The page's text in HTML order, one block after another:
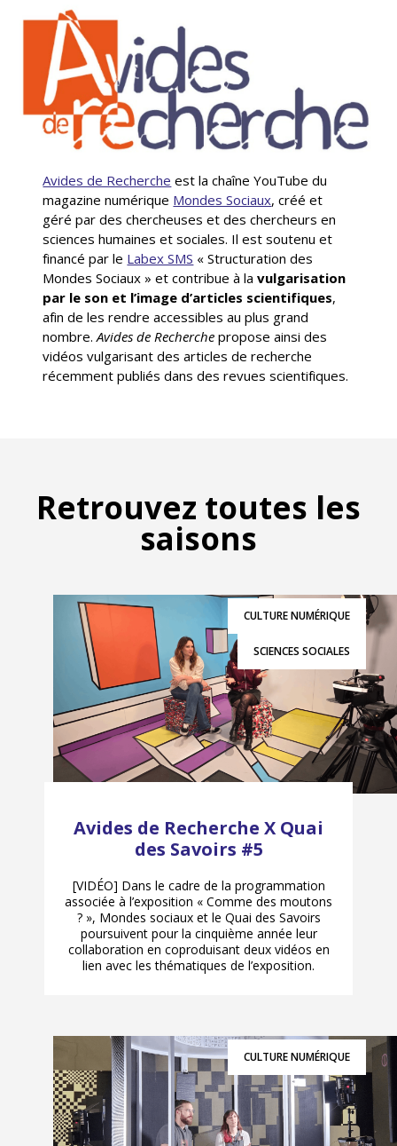
Avides de Recherche est la chaîne YouTube du
magazine numérique Mondes Sociaux, créé et
géré par des chercheuses et des chercheurs en
sciences humaines et sociales. Il est soutenu et
financé par le Labex SMS « Structuration des
Mondes Sociaux » et contribue à lavulgarisation
par le son et l’image d’articles scientifiques,
afin de les rendre accessibles au plus grand
nombre.Avides de Recherchepropose ainsi des
vidéos vulgarisant des articles de recherche
récemment publiés dans des revues scientifiques.
Retrouvez toutes les
saisons
CULTURE NUMÉRIQUE
SCIENCES SOCIALES
Avides de Recherche X Quai
des Savoirs #5
[VIDÉO] Dans le cadre de la programmation
associée à l’exposition « Comme des moutons
? », Mondes sociaux et le Quai des Savoirs
poursuivent pour la cinquième année leur
collaboration en coproduisant deux vidéos en
lien avec les thématiques de l’exposition.
CULTURE NUMÉRIQUE